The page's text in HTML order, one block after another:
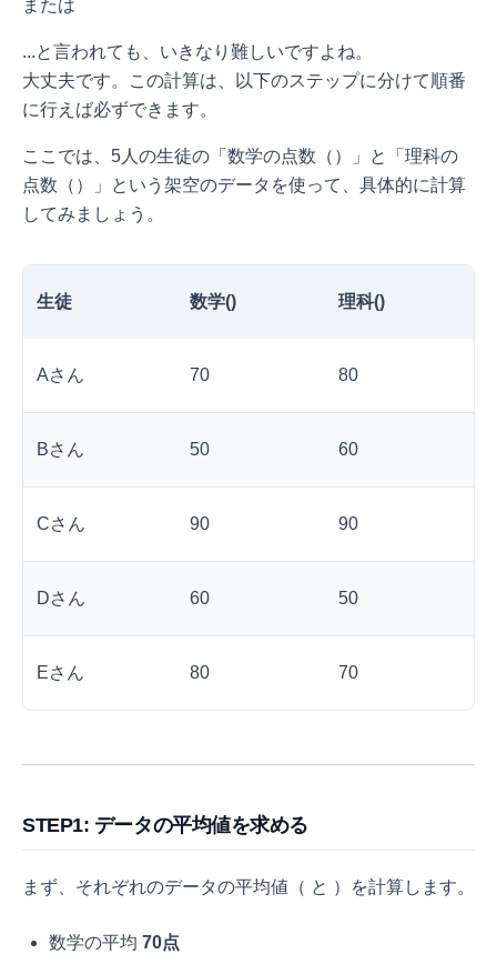
または
...と言われても、いきなり難しいですよね。
大丈夫です。この計算は、以下のステップに分けて順番
に行えば必ずできます。
ここでは、5人の生徒の「数学の点数（ ）」と「理科の
点数（ ）」という架空のデータを使って、具体的に計算
してみましょう。
生徒 数学() 理科()
Aさん 70 80
Bさん 50 60
Cさん 90 90
Dさん 60 50
Eさん 80 70
STEP1: データの平均値を求める
まず、それぞれのデータの平均値（ と ）を計算します。
数学の平均 70点